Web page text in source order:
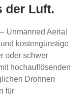
der Luft.
Unmanned Aerial
kostengünstige
oder schwer
hochauflösenden
Drohnen
für